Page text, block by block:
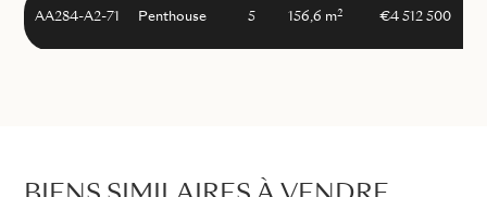
AA284-A2-71 Penthouse 5 156,6 m2 €4 512 500